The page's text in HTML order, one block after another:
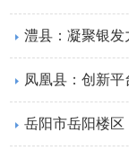
澧县：凝聚银发
凤凰县：创新平
岳阳市岳阳楼区